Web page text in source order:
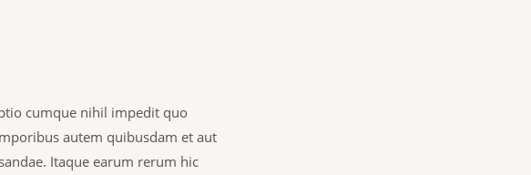
cumque nihil impedit quo
autem quibusdam et aut
Itaque earum rerum hic